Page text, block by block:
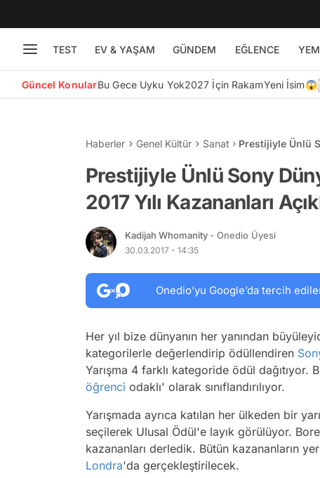
TEST EV & YAŞAM GÜNDEM EĞLENCE
Güncel KonularBu Gece Uyku Yok2027 İçin RakamYeni İsim😱
Haberler Genel Kültür Sanat
Prestijiyle Ünlü
Prestijiyle Ünlü Sony
2017 Yılı Kazananları
Kadijah Whomanity - Onedio Üyesi
30.03.2017 - 14:35
Onedio’yu Google’da tercih
Her yıl bize dünyanın her yanından
kategorilerle değerlendirip ödüllendiren
Yarışma 4 farklı kategoride ödül
öğrenci odaklı' olarak sınıflandırılıyor.
Yarışmada ayrıca katılan her ülkeden bir
seçilerek Ulusal Ödül'e layık görülüyor.
kazananları derledik. Bütün kazananların
Londra'da gerçekleştirilecek.